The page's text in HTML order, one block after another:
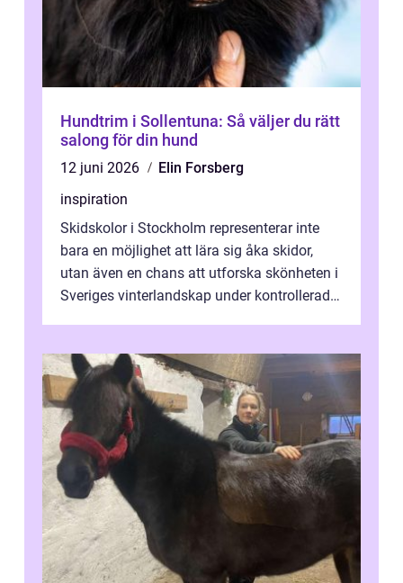
Hundtrim i Sollentuna: Så väljer du rätt
salong för din hund
12 juni 2026
Elin Forsberg
inspiration
Skidskolor i Stockholm representerar inte
bara en möjlighet att lära sig åka skidor,
utan även en chans att utforska skönheten i
Sveriges vinterlandskap under kontrollerade